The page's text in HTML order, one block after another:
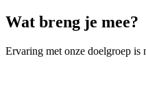
Wat breng je mee?
Ervaring met onze doelgroep